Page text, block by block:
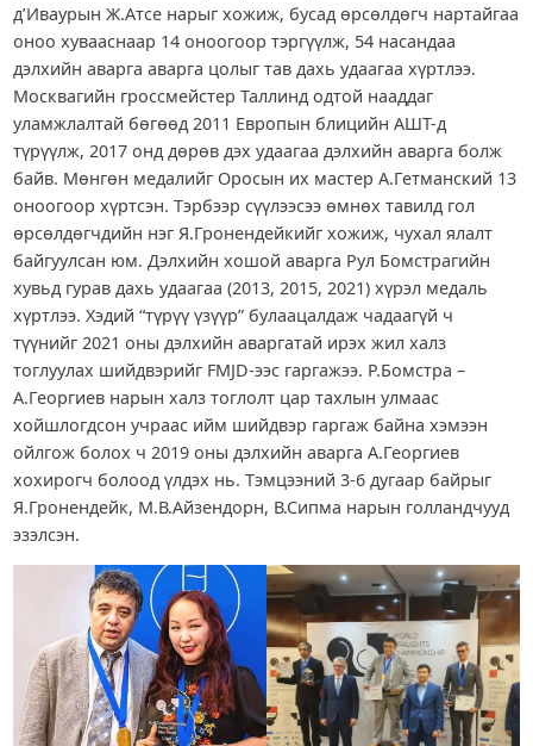
д’Иваурын Ж.Атсе нарыг хожиж, бусад өрсөлдөгч нартайгаа
оноо хувааснаар 14 оноогоор тэргүүлж, 54 насандаа
дэлхийн аварга аварга цолыг тав дахь удаагаа хүртлээ.
Москвагийн гроссмейстер Таллинд одтой нааддаг
уламжлалтай бөгөөд 2011 Европын блицийн АШТ-д
түрүүлж, 2017 онд дөрөв дэх удаагаа дэлхийн аварга болж
байв. Мөнгөн медалийг Оросын их мастер А.Гетманский 13
оноогоор хүртсэн. Тэрбээр сүүлээсээ өмнөх тавилд гол
өрсөлдөгчдийн нэг Я.Гронендейкийг хожиж, чухал ялалт
байгуулсан юм. Дэлхийн хошой аварга Рул Бомстрагийн
хувьд гурав дахь удаагаа (2013, 2015, 2021) хүрэл медаль
хүртлээ. Хэдий “түрүү үзүүр” булаацалдаж чадаагүй ч
түүнийг 2021 оны дэлхийн аваргатай ирэх жил халз
тоглуулах шийдвэрийг FMJD-ээс гаргажээ. Р.Бомстра –
А.Георгиев нарын халз тоглолт цар тахлын улмаас
хойшлогдсон учраас ийм шийдвэр гаргаж байна хэмээн
ойлгож болох ч 2019 оны дэлхийн аварга А.Георгиев
хохирогч болоод үлдэх нь. Тэмцээний 3-6 дугаар байрыг
Я.Гронендейк, М.В.Айзендорн, В.Сипма нарын голландчууд
эзэлсэн.